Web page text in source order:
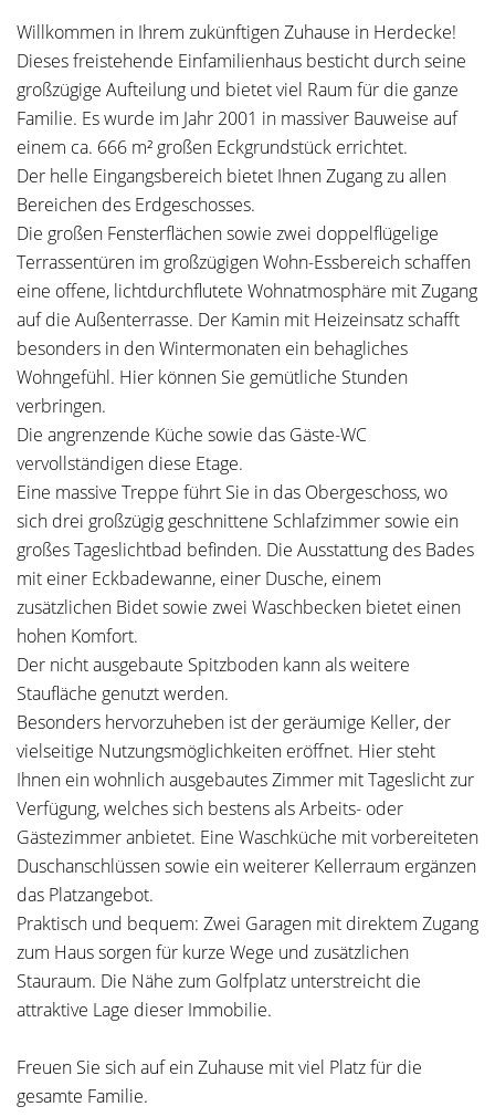
Willkommen in Ihrem zukünftigen Zuhause in Herdecke!
Dieses freistehende Einfamilienhaus besticht durch seine
großzügige Aufteilung und bietet viel Raum für die ganze
Familie. Es wurde im Jahr 2001 in massiver Bauweise auf
einem ca. 666 m² großen Eckgrundstück errichtet.
Der helle Eingangsbereich bietet Ihnen Zugang zu allen
Bereichen des Erdgeschosses.
Die großen Fensterflächen sowie zwei doppelflügelige
Terrassentüren im großzügigen Wohn-Essbereich schaffen
eine offene, lichtdurchflutete Wohnatmosphäre mit Zugang
auf die Außenterrasse. Der Kamin mit Heizeinsatz schafft
besonders in den Wintermonaten ein behagliches
Wohngefühl. Hier können Sie gemütliche Stunden
verbringen.
Die angrenzende Küche sowie das Gäste-WC
vervollständigen diese Etage.
Eine massive Treppe führt Sie in das Obergeschoss, wo
sich drei großzügig geschnittene Schlafzimmer sowie ein
großes Tageslichtbad befinden. Die Ausstattung des Bades
mit einer Eckbadewanne, einer Dusche, einem
zusätzlichen Bidet sowie zwei Waschbecken bietet einen
hohen Komfort.
Der nicht ausgebaute Spitzboden kann als weitere
Staufläche genutzt werden.
Besonders hervorzuheben ist der geräumige Keller, der
vielseitige Nutzungsmöglichkeiten eröffnet. Hier steht
Ihnen ein wohnlich ausgebautes Zimmer mit Tageslicht zur
Verfügung, welches sich bestens als Arbeits- oder
Gästezimmer anbietet. Eine Waschküche mit vorbereiteten
Duschanschlüssen sowie ein weiterer Kellerraum ergänzen
das Platzangebot.
Praktisch und bequem: Zwei Garagen mit direktem Zugang
zum Haus sorgen für kurze Wege und zusätzlichen
Stauraum. Die Nähe zum Golfplatz unterstreicht die
attraktive Lage dieser Immobilie.
Freuen Sie sich auf ein Zuhause mit viel Platz für die
gesamte Familie.